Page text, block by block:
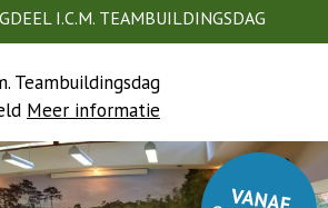
I.C.M. TEAMBUILDINGSDAG
Teambuildingsdag
Meer informatie
VANAF